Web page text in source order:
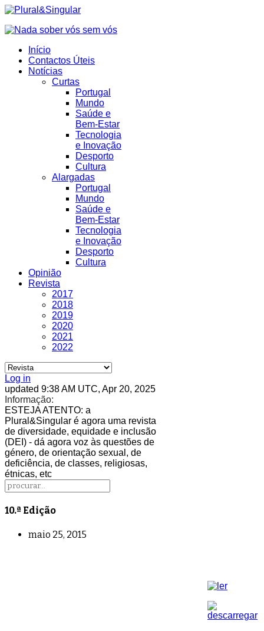
Início
Contactos Úteis
Notícias
Curtas
Portugal
Mundo
Saúde e
Bem-Estar
Tecnologia
e Inovação
Desporto
Cultura
Alargadas
Portugal
Mundo
Saúde e
Bem-Estar
Tecnologia
e Inovação
Desporto
Cultura
Opinião
Revista
2017
2018
2019
2020
2021
2022
Log in
updated 9:38 AM UTC, Apr 20, 2025
Informação:
ESTEJA ATENTO: a
Plural&Singular é agora uma revista
de diversidade, equidade e inclusão
(DEI) - dá agora voz às questões de
género, de orientação sexual, de
deficiência, de classes, religiosas,
étnicas, etc
10.ª Edição
maio 25, 2015